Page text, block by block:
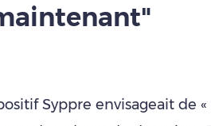
Syppre envisageait de